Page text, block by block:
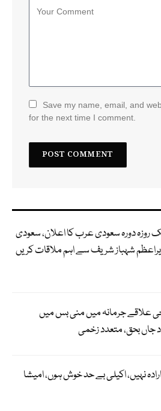
Save my name, email, and
for the next time I comment.
روزہ دورہ سعودی عرب کا اعلان، سعودی
شہباز شریف سے اہم ملاقات کریں
علاقے جرمانہ میں منی بس میں
نہیں، اکیلی بے حد خوش ہوں، امیشا